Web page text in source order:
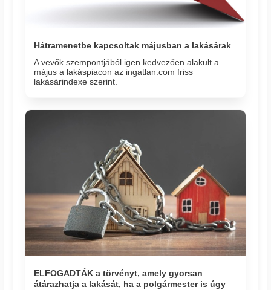
Hátramenetbe kapcsoltak májusban a lakásárak
A vevők szempontjából igen kedvezően alakult a
május a lakáspiacon az ingatlan.com friss
lakásárindexe szerint.
ELFOGADTÁK a törvényt, amely gyorsan
átárazhatja a lakását, ha a polgármester is úgy